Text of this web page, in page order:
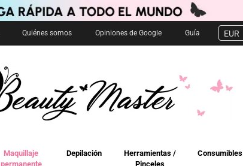
Quiénes somos Opiniones de Google Guía EUR
Maquillaje
permanente
Depilación
Herramientas /
Pinceles
Consumibles